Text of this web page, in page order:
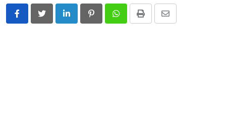
LinkedIn PinterestWhatsappPrint
Share